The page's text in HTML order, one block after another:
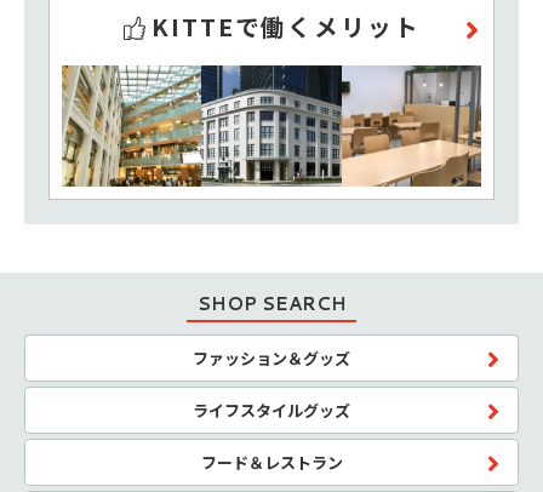
KITTEで働くメリット
SHOP SEARCH
ファッション＆グッズ
ライフスタイルグッズ
フード＆レストラン